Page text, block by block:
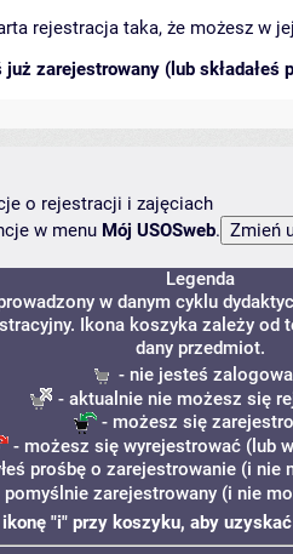
rejestracja taka, że możesz w
zarejestrowany (lub składałeś
o rejestracji i zajęciach
w menu Mój USOSweb.
Legenda
w danym cyklu
Ikona koszyka zależy od
dany przedmiot.
- nie jesteś
- aktualnie nie możesz się
- możesz się
- możesz się wyrejestrować (lub
prośbę o zarejestrowanie (i nie
zarejestrowany (i nie
"i" przy koszyku, aby